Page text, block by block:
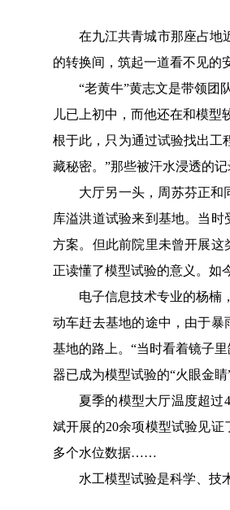
在九江共青城市那座占地
的转换间，筑起一道看不见的
“老黄牛”黄志文是带领团
儿已上初中 ，而他还在和模型
根于此，只为通过试验找出工
藏秘密。 ”那些被汗水浸透的
大厅另一头，周苏芬正和
库溢洪道试验来到基地。 当时
方案。但此前院里未曾开展这
正读懂了模型试验的意义。如
电子信息技术专业的杨楠
动车赶去基地的途中，由于暴
基地的路上。“当时看着镜子
器已成为模型试验的“火眼金
夏季的模型大厅温度超过
斌开展的20余项模型试验见证
多个水位数据……
水工模型试验是科学、技